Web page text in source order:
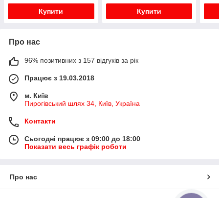
Купити Купити
Про нас
96% позитивних з 157 відгуків за рік
Працює з 19.03.2018
м. Київ
Пирогівський шлях 34, Київ, Україна
Контакти
Сьогодні працює з 09:00 до 18:00
Показати весь графік роботи
Про нас